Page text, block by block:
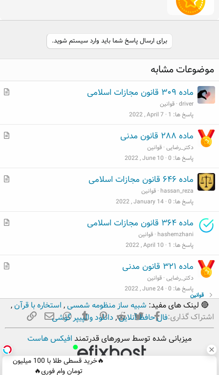
🔥خرید قسطی طلا با 100 میلیون
تومان وام فوری🔥
e
b
y
برای ارسال پاسخ شما باید وارد سیستم شوید.
موضوعات مشابه
م
ماده ۳۰۹ قانون مجازات اسلامی
driver قوانین
پاسخ ها 1
2022 , April 7
م
ماده ۲۸۸ قانون مدنی
دکتر_رضایی قوانین
پاسخ ها 0
2022 , June 10
م
ماده ۶۴۶ قانون مجازات اسلامی
hassan_reza قوانین
پاسخ ها 0
2022 , January 14
م
ماده ۳۶۴ قانون مجازات اسلامی
hashemzhani قوانین
پاسخ ها 1
2022 , April 10
م
ماده ۳۲۱ قانون مدنی
دکتر_رضایی قوانین
پاسخ ها 0
2022 , June 24
اشتراک گذاری: فیسبوکتویتر Reddit
Pinterest
Tumblr
WhatsApp
ایمیل
قوانین
🔴 لینک های مفید: شبیه ساز منظومه شمسی, استخاره با قرآن,
فال حافظ آنلاین, دانلود والپیپر گوشی
میزبانی شده توسط سرورهای قدرتمند افیکس هاست